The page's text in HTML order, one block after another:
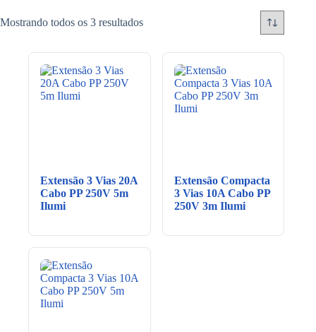
Mostrando todos os 3 resultados
Extensão 3 Vias 20A
Cabo PP 250V 5m
Ilumi
Extensão Compacta
3 Vias 10A Cabo PP
250V 3m Ilumi